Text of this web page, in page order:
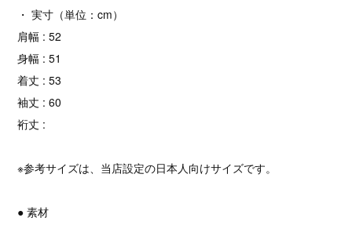
・ 実寸（単位：cm）
肩幅 : 52
身幅 : 51
着丈 : 53
袖丈 : 60
裄丈 :
※参考サイズは、当店設定の日本人向けサイズです。
● 素材